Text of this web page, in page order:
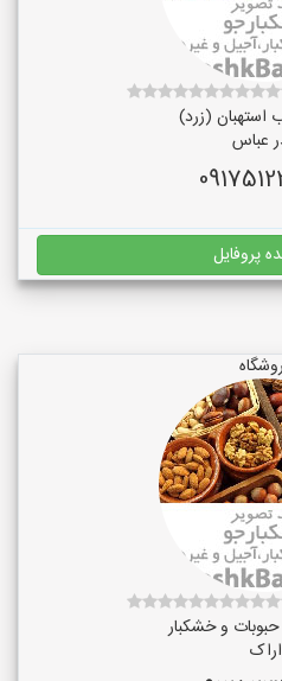
استهبان (زرد)
عباس
پروفایل
و خشکبار
اراک